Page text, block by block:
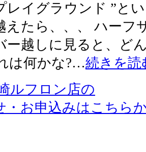
レイグラウンド ”と
えたら、、、 ハーフ
ー越しに見ると、ど
は何かな?…続きを読
ルフロン店の
・お申込みはこちら